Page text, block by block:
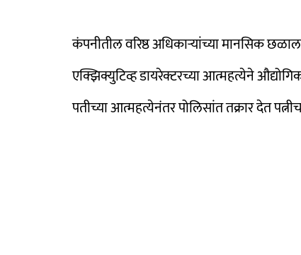
कंपनीतील वरिष्ठ अधिकाऱ्यांच्या मानसिक
एक्झिक्युटिव्ह डायरेक्टरच्या आत्महत्येने
पतीच्या आत्महत्येनंतर पोलिसांत तक्रार देत